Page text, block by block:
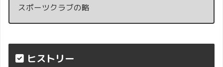
スポーツクラブの略
ヒストリー